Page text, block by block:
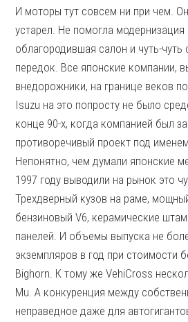
И моторы тут совсем ни при чем.
устарел. Не помогла модернизация
облагородившая салон и чуть-чуть
передок. Все японские компании,
внедорожники, на границе веков
Isuzu на это попросту не было
конце 90-х, когда компанией был
противоречивый проект под
Непонятно, чем думали японские
1997 году выводили на рынок это
Трехдверный кузов на раме,
бензиновый V6, керамические
панелей. И объемы выпуска не
экземпляров в год при стоимости
Bighorn. К тому же VehiCross
Mu. А конкуренция между
неправедное даже для